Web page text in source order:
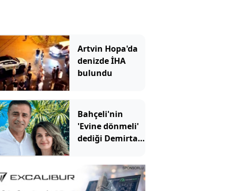
Artvin Hopa'da
denizde İHA
bulundu
Bahçeli'nin
'Evine dönmeli'
dediği Demirtaş
yardımcısından
şaşırtan sözler